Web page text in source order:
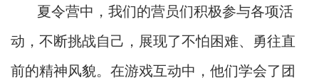
夏令营中，我们的营员们积极参与各项活
动，不断挑战自己，展现了不怕困难、勇往直
前的精神风貌。在游戏互动中，他们学会了团